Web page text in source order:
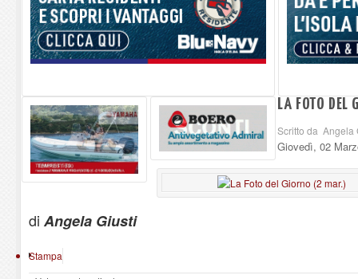
LA FOTO
Scritto da Angela
Giovedì, 02
di Angela Giusti
Stampa